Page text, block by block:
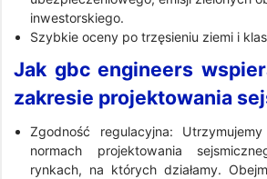
inwestorskiego.
Szybkie oceny po trzęsieniu ziemi i
Jak gbc engineers
zakresie projektowania
Zgodność regulacyjna:
normach projektowania
rynkach, na których działamy.